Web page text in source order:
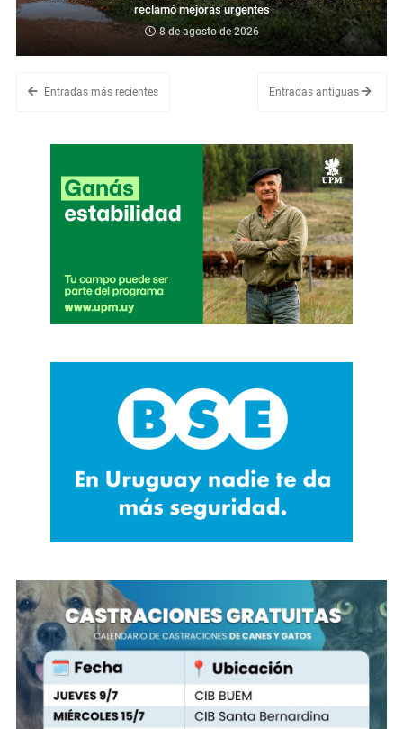
reclamó mejoras urgentes
8 de agosto de 2026
Entradas más recientes Entradas antiguas